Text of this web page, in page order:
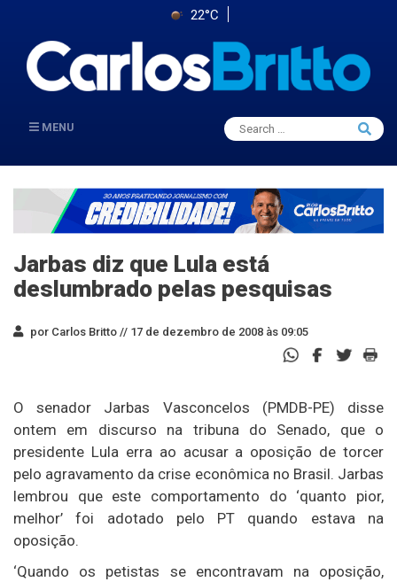
22°C
MENU
Search
for:
Search
Jarbas diz que Lula está
deslumbrado pelas pesquisas
por Carlos Britto // 17 de dezembro de 2008 às 09:05
O senador Jarbas Vasconcelos (PMDB-PE) disse
ontem em discurso na tribuna do Senado, que o
presidente Lula erra ao acusar a oposição de torcer
pelo agravamento da crise econômica no Brasil. Jarbas
lembrou que este comportamento do ‘quanto pior,
melhor’ foi adotado pelo PT quando estava na
oposição.
‘Quando os petistas se encontravam na oposição,